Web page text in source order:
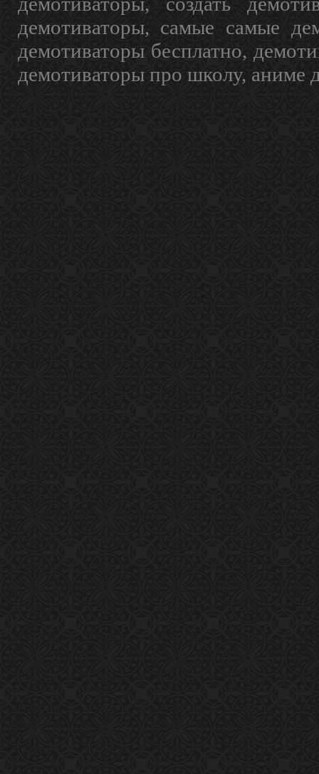
демотиваторы, самые самые
демотиваторы бесплатно,
демотиваторы про школу, аниме